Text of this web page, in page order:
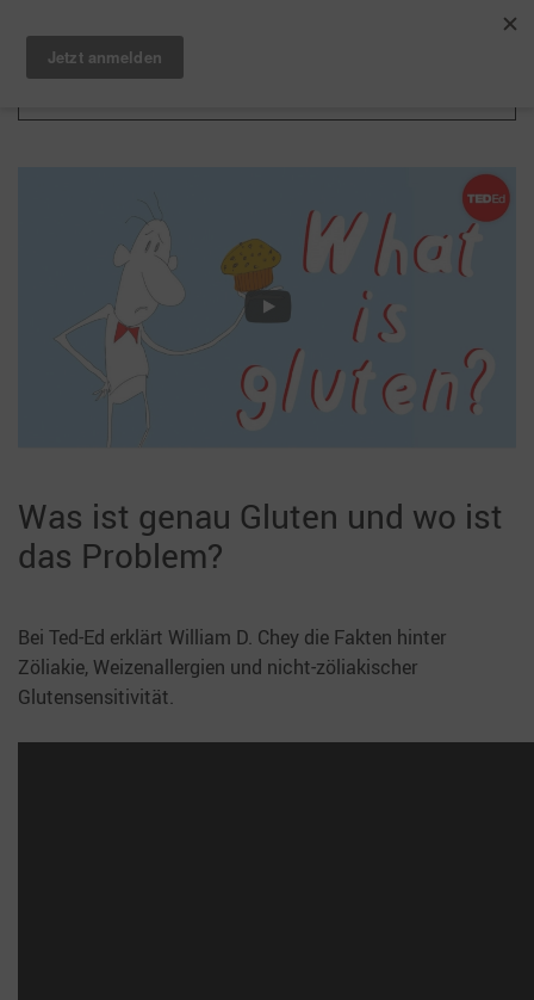
Zum Hauptinhalt springen
Was ist genau Gluten und wo ist
das Problem?
Bei Ted-Ed erklärt William D. Chey die Fakten hinter
Zöliakie, Weizenallergien und nicht-zöliakischer
Glutensensitivität.